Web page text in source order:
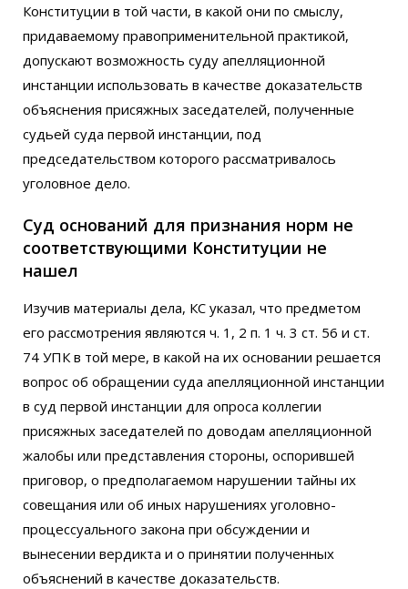
Конституции в той части, в какой они по смыслу,
придаваемому правоприменительной практикой,
допускают возможность суду апелляционной
инстанции использовать в качестве доказательств
объяснения присяжных заседателей, полученные
судьей суда первой инстанции, под
председательством которого рассматривалось
уголовное дело.
Суд оснований для признания норм не
соответствующими Конституции не
нашел
Изучив материалы дела, КС указал, что предметом
его рассмотрения являются ч. 1, 2 п. 1 ч. 3 ст. 56 и ст.
74 УПК в той мере, в какой на их основании решается
вопрос об обращении суда апелляционной инстанции
в суд первой инстанции для опроса коллегии
присяжных заседателей по доводам апелляционной
жалобы или представления стороны, оспорившей
приговор, о предполагаемом нарушении тайны их
совещания или об иных нарушениях уголовно-
процессуального закона при обсуждении и
вынесении вердикта и о принятии полученных
объяснений в качестве доказательств.